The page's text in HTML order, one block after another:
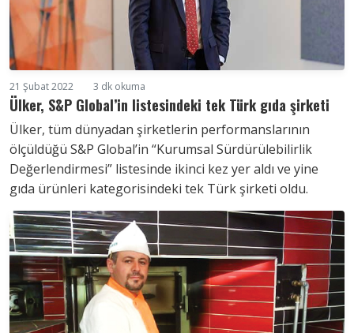
21 Şubat 2022 3 dk okuma
Ülker, S&P Global’in listesindeki tek Türk gıda şirketi
Ülker, tüm dünyadan şirketlerin performanslarının
ölçüldüğü S&P Global’in “Kurumsal Sürdürülebilirlik
Değerlendirmesi” listesinde ikinci kez yer aldı ve yine
gıda ürünleri kategorisindeki tek Türk şirketi oldu.